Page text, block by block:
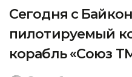
Сегодня с
пилотируемый
корабль «Союз